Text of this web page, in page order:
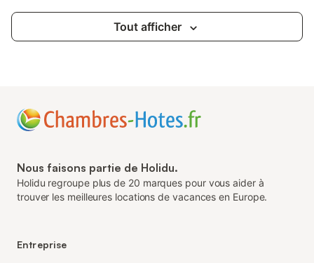
Tout afficher
Nous faisons partie de Holidu.
Holidu regroupe plus de 20 marques pour vous aider à
trouver les meilleures locations de vacances en Europe.
Entreprise